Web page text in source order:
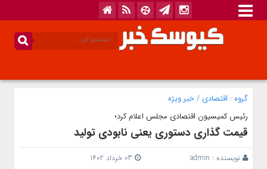
گروه : اقتصادی /خبر ویژه
رئیس کمیسیون اقتصادی مجلس اعلام کرد؛
قیمت گذاری دستوری یعنی نابودی تولید
نویسنده : admin